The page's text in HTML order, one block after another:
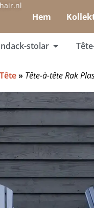
Hem
stolar
» Tête-à-tête Rak